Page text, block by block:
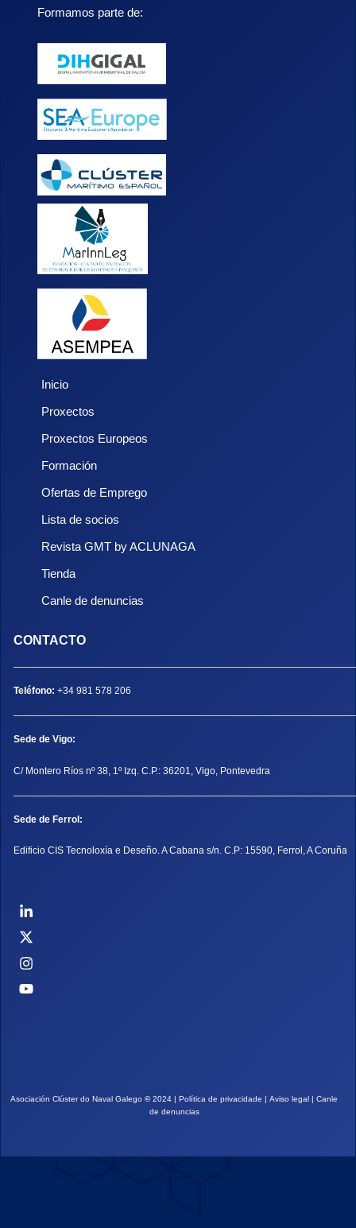
Formamos parte de:
Inicio
Proxectos
Proxectos Europeos
Formación
Ofertas de Emprego
Lista de socios
Revista GMT by ACLUNAGA
Tienda
Canle de denuncias
CONTACTO
Teléfono: +34 981 578 206
Sede de Vigo:
C/ Montero Ríos nº 38, 1º Izq. C.P.: 36201, Vigo, Pontevedra
Sede de Ferrol:
Edificio CIS Tecnoloxía e Deseño. A Cabana s/n. C.P: 15590, Ferrol, A Coruña
Asociación Clúster do Naval Galego ©2024 | Política de privacidade | Aviso legal | Canle
de denuncias